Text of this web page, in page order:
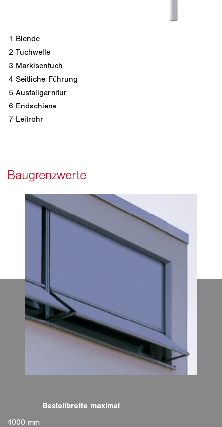
1 Blende
2 Tuchwelle
3 Markisentuch
4 Seitliche Führung
5 Ausfallgarnitur
6 Endschiene
7 Leitrohr
4000 mm